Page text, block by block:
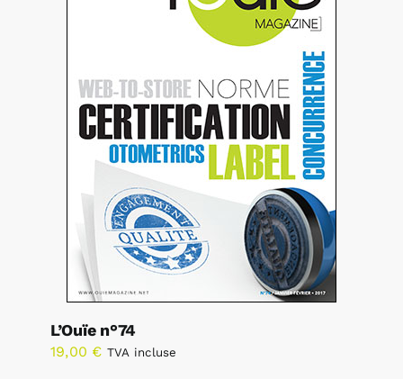
L’Ouïe n°74
19,00 € TVA incluse